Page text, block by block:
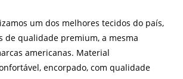
um dos melhores tecidos do país,
de qualidade premium, a mesma
americanas. Material
encorpado, com qualidade